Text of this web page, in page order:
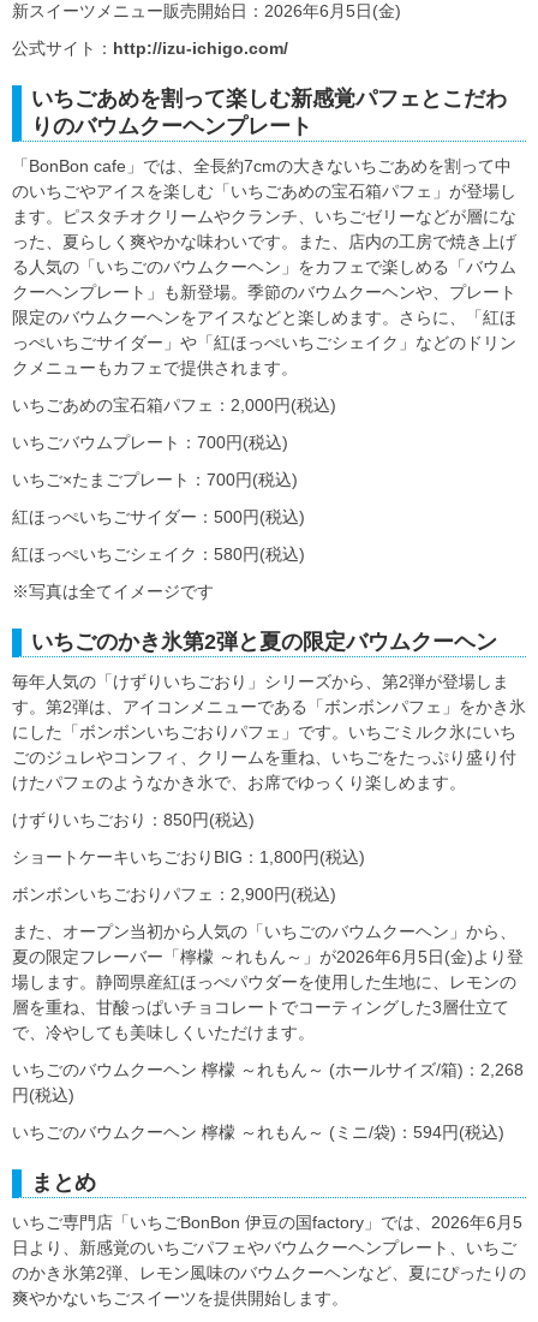
新スイーツメニュー販売開始日：2026年6月5日(金)
公式サイト： http://izu-ichigo.com/
いちごあめを割って楽しむ新感覚パフェとこだわ
りのバウムクーヘンプレート
「BonBon cafe」では、全長約7cmの大きないちごあめを割って中
のいちごやアイスを楽しむ「いちごあめの宝石箱パフェ」が登場し
ます。ピスタチオクリームやクランチ、いちごゼリーなどが層にな
った、夏らしく爽やかな味わいです。また、店内の工房で焼き上げ
る人気の「いちごのバウムクーヘン」をカフェで楽しめる「バウム
クーヘンプレート」も新登場。季節のバウムクーヘンや、プレート
限定のバウムクーヘンをアイスなどと楽しめます。さらに、「紅ほ
っぺいちごサイダー」や「紅ほっぺいちごシェイク」などのドリン
クメニューもカフェで提供されます。
いちごあめの宝石箱パフェ：2,000円(税込)
いちごバウムプレート：700円(税込)
いちご×たまごプレート：700円(税込)
紅ほっぺいちごサイダー：500円(税込)
紅ほっぺいちごシェイク：580円(税込)
※写真は全てイメージです
いちごのかき氷第2弾と夏の限定バウムクーヘン
毎年人気の「けずりいちごおり」シリーズから、第2弾が登場しま
す。第2弾は、アイコンメニューである「ボンボンパフェ」をかき氷
にした「ボンボンいちごおりパフェ」です。いちごミルク氷にいち
ごのジュレやコンフィ、クリームを重ね、いちごをたっぷり盛り付
けたパフェのようなかき氷で、お席でゆっくり楽しめます。
けずりいちごおり：850円(税込)
ショートケーキいちごおりBIG：1,800円(税込)
ボンボンいちごおりパフェ：2,900円(税込)
また、オープン当初から人気の「いちごのバウムクーヘン」から、
夏の限定フレーバー「檸檬 ～れもん～」が2026年6月5日(金)より登
場します。静岡県産紅ほっぺパウダーを使用した生地に、レモンの
層を重ね、甘酸っぱいチョコレートでコーティングした3層仕立て
で、冷やしても美味しくいただけます。
いちごのバウムクーヘン 檸檬 ～れもん～ (ホールサイズ/箱)：2,268
円(税込)
いちごのバウムクーヘン 檸檬 ～れもん～ (ミニ/袋)：594円(税込)
まとめ
いちご専門店「いちごBonBon 伊豆の国factory」では、2026年6月5
日より、新感覚のいちごパフェやバウムクーヘンプレート、いちご
のかき氷第2弾、レモン風味のバウムクーヘンなど、夏にぴったりの
爽やかないちごスイーツを提供開始します。